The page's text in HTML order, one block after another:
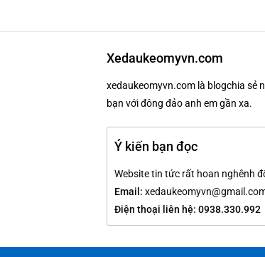
Xedaukeomyvn.com
xedaukeomyvn.com là blogchia sẻ
bạn với đông đảo anh em gần xa.
Ý kiến bạn đọc
Website tin tức rất hoan nghênh
Email:
Điện thoại liên hệ: 0938.330.992